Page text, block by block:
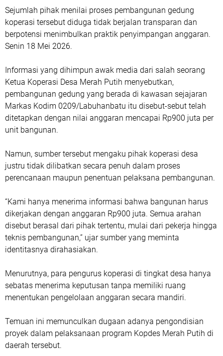
Sejumlah pihak menilai proses pembangunan gedung
koperasi tersebut diduga tidak berjalan transparan dan
berpotensi menimbulkan praktik penyimpangan anggaran.
Senin 18 Mei 2026.
Informasi yang dihimpun awak media dari salah seorang
Ketua Koperasi Desa Merah Putih menyebutkan,
pembangunan gedung yang berada di kawasan sejajaran
Markas Kodim 0209/Labuhanbatu itu disebut-sebut telah
ditetapkan dengan nilai anggaran mencapai Rp900 juta per
unit bangunan.
Namun, sumber tersebut mengaku pihak koperasi desa
justru tidak dilibatkan secara penuh dalam proses
perencanaan maupun penentuan pelaksana pembangunan.
“Kami hanya menerima informasi bahwa bangunan harus
dikerjakan dengan anggaran Rp900 juta. Semua arahan
disebut berasal dari pihak tertentu, mulai dari pekerja hingga
teknis pembangunan,” ujar sumber yang meminta
identitasnya dirahasiakan.
Menurutnya, para pengurus koperasi di tingkat desa hanya
sebatas menerima keputusan tanpa memiliki ruang
menentukan pengelolaan anggaran secara mandiri.
Temuan ini memunculkan dugaan adanya pengondisian
proyek dalam pelaksanaan program Kopdes Merah Putih di
daerah tersebut.